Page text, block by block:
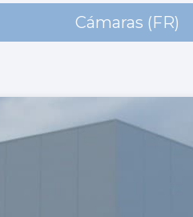
Cámaras (FR)